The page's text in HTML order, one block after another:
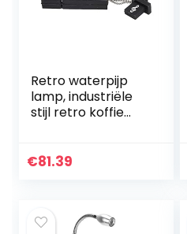
Retro waterpijp
lamp, industriële
stijl retro koffie
€81.39